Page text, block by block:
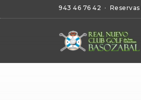
943 46 76 42 · Reservas